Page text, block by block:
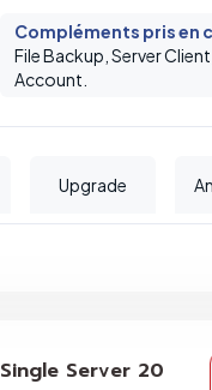
Compléments pris en
File Backup, Server
Account.
Upgrade
Single Server 20